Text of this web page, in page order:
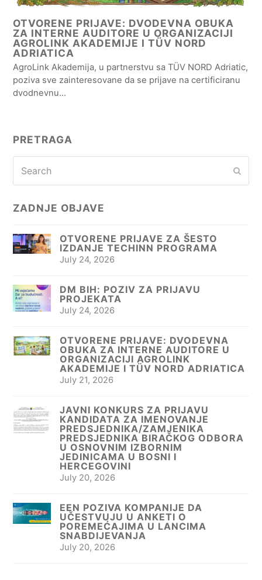
OTVORENE PRIJAVE: DVODEVNA OBUKA
ZA INTERNE AUDITORE U ORGANIZACIJI
AGROLINK AKADEMIJE I TÜV NORD
ADRIATICA
AgroLink Akademija, u partnerstvu sa TÜV NORD Adriatic,
poziva sve zainteresovane da se prijave na certificiranu
dvodnevnu…
PRETRAGA
ZADNJE OBJAVE
OTVORENE PRIJAVE ZA ŠESTO
IZDANJE TECHINN PROGRAMA
July 24, 2026
DM BIH: POZIV ZA PRIJAVU
PROJEKATA
July 24, 2026
OTVORENE PRIJAVE: DVODEVNA
OBUKA ZA INTERNE AUDITORE U
ORGANIZACIJI AGROLINK
AKADEMIJE I TÜV NORD ADRIATICA
July 21, 2026
JAVNI KONKURS ZA PRIJAVU
KANDIDATA ZA IMENOVANJE
PREDSJEDNIKA/ZAMJENIKA
PREDSJEDNIKA BIRAČKOG ODBORA
U OSNOVNIM IZBORNIM
JEDINICAMA U BOSNI I
HERCEGOVINI
July 20, 2026
EEN POZIVA KOMPANIJE DA
UČESTVUJU U ANKETI O
POREMEĆAJIMA U LANCIMA
SNABDIJEVANJA
July 20, 2026